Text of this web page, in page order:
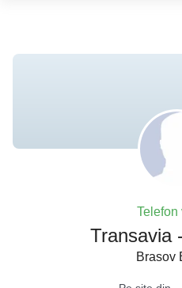
Telefon
Transavia
Brasov